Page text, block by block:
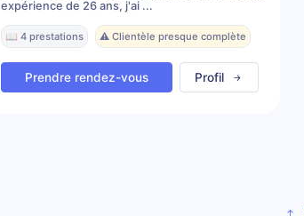
expérience de 26 ans, j'ai ...
📖 4 prestations ⚠️ Clientèle presque complète
Prendre rendez-vous Profil